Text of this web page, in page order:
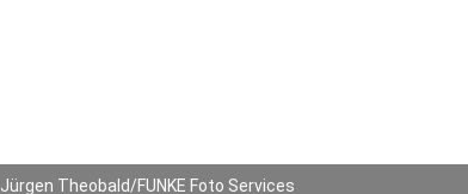
Jürgen Theobald/FUNKE Foto Services